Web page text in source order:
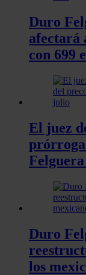
Duro
afectará
con 699
El juez
Duro
los